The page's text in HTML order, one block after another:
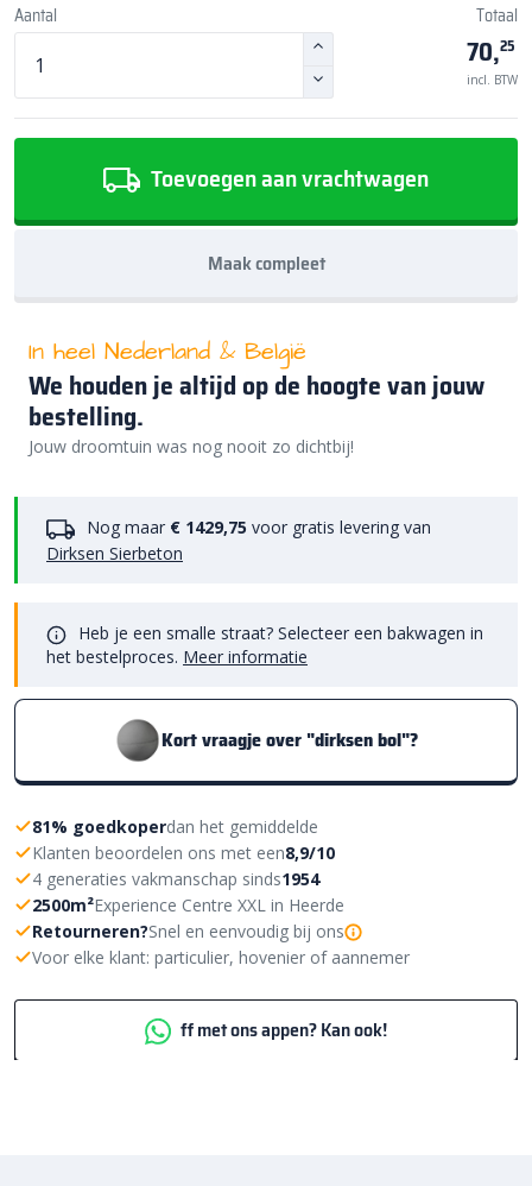
Aantal Totaal
70,25
incl. BTW
Toevoegen aan vrachtwagen
Maak compleet
In heel Nederland & België
We houden je altijd op de hoogte van jouw
bestelling.
Jouw droomtuin was nog nooit zo dichtbij!
Nog maar € 1429,75 voor gratis levering van
Dirksen Sierbeton
Heb je een smalle straat? Selecteer een bakwagen in
het bestelproces. Meer informatie
Kort vraagje over "dirksen bol"?
81% goedkoperdan het gemiddelde
Klanten beoordelen ons met een8,9/10
4 generaties vakmanschap sinds1954
2500m²Experience Centre XXL in Heerde
Retourneren?Snel en eenvoudig bij ons
Voor elke klant: particulier, hovenier of aannemer
ff met ons appen? Kan ook!